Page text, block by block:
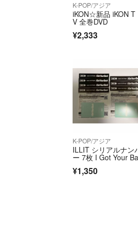
K-POP/アジア
iKON☆新品 iKON T
V 全巻DVD
¥2,333
K-POP/アジア
ILLIT シリアルナン
ー 7枚 I Got Your
¥1,350